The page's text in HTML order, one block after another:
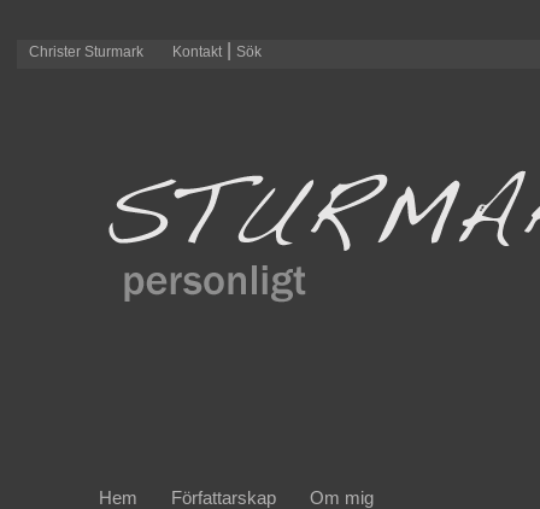
Christer Sturmark Kontakt| Sök
Hem Författarskap Om mig